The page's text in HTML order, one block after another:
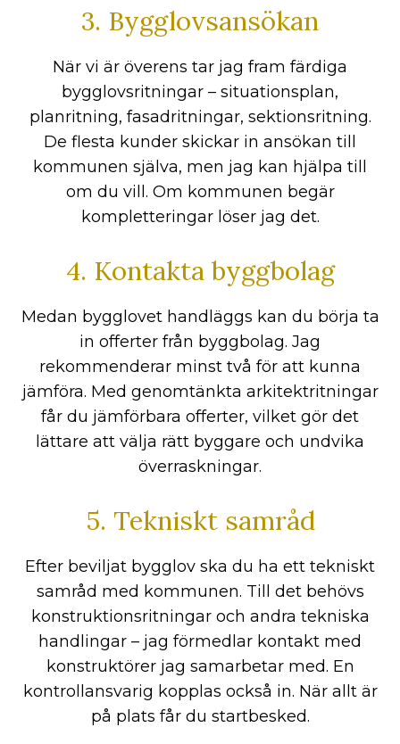
3. Bygglovsansökan
När vi är överens tar jag fram färdiga
bygglovsritningar – situationsplan,
planritning, fasadritningar, sektionsritning.
De flesta kunder skickar in ansökan till
kommunen själva, men jag kan hjälpa till
om du vill. Om kommunen begär
kompletteringar löser jag det.
4. Kontakta byggbolag
Medan bygglovet handläggs kan du börja ta
in offerter från byggbolag. Jag
rekommenderar minst två för att kunna
jämföra. Med genomtänkta arkitektritningar
får du jämförbara offerter, vilket gör det
lättare att välja rätt byggare och undvika
överraskningar.
5. Tekniskt samråd
Efter beviljat bygglov ska du ha ett tekniskt
samråd med kommunen. Till det behövs
konstruktionsritningar och andra tekniska
handlingar – jag förmedlar kontakt med
konstruktörer jag samarbetar med. En
kontrollansvarig kopplas också in. När allt är
på plats får du startbesked.